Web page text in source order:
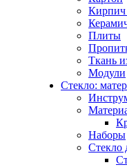
Кирпич
Плиты
Ткань
Модули
Стекло:
Наборы
Стекло